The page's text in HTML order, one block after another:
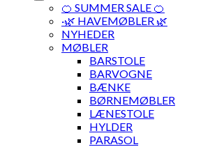
🍊 SUMMER SALE 🍊
·🌿 HAVEMØBLER 🌿
NYHEDER
MØBLER
BARSTOLE
BARVOGNE
BÆNKE
BØRNEMØBLER
LÆNESTOLE
HYLDER
PARASOL